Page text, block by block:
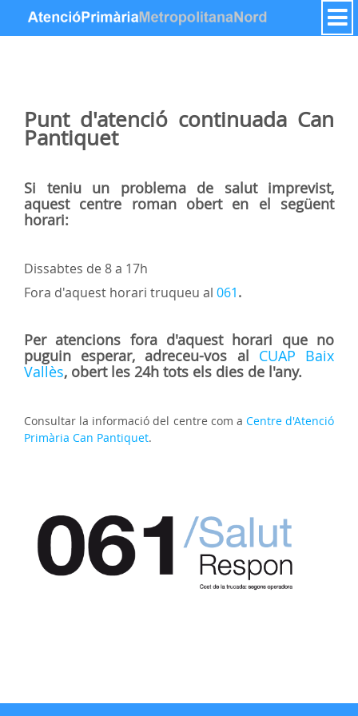
Skip to Content
Punt d'atenció continuada Can
Pantiquet
Si teniu un problema de salut imprevist,
aquest centre roman obert en el següent
horari:
Dissabtes de 8 a 17h
Fora d'aquest horari truqueu al 061.
Per atencions fora d'aquest horari que no
puguin esperar, adreceu-vos al CUAP Baix
Vallès, obert les 24h tots els dies de l'any.
Consultar la informació del centre com a Centre d'Atenció
Primària Can Pantiquet.